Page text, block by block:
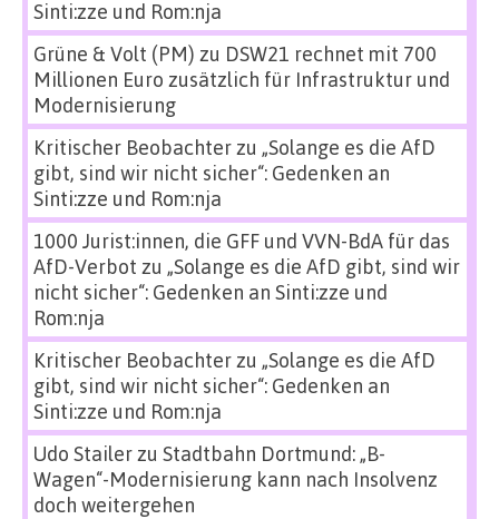
Sinti:zze und Rom:nja
Grüne & Volt (PM) zu DSW21 rechnet mit 700
Millionen Euro zusätzlich für Infrastruktur und
Modernisierung
Kritischer Beobachterzu „Solange es die AfD
gibt, sind wir nicht sicher“: Gedenken an
Sinti:zze und Rom:nja
1000 Jurist:innen, die GFF und VVN-BdA für das
AfD-Verbot zu „Solange es die AfD gibt, sind wir
nicht sicher“: Gedenken an Sinti:zze und
Rom:nja
Kritischer Beobachterzu „Solange es die AfD
gibt, sind wir nicht sicher“: Gedenken an
Sinti:zze und Rom:nja
Udo Stailerzu Stadtbahn Dortmund: „B-
Wagen“-Modernisierung kann nach Insolvenz
doch weitergehen